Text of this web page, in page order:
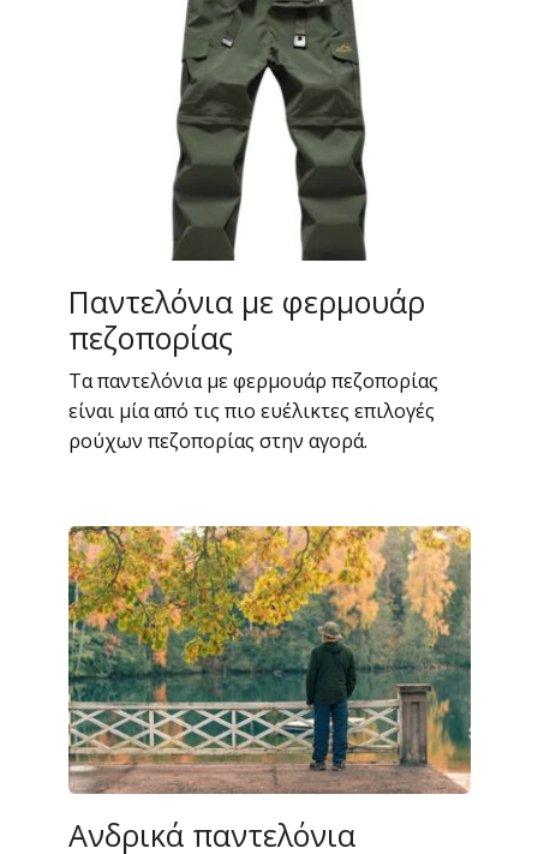
Παντελόνια με φερμουάρ
πεζοπορίας
Τα παντελόνια με φερμουάρ πεζοπορίας
είναι μία από τις πιο ευέλικτες επιλογές
ρούχων πεζοπορίας στην αγορά.
Ανδρικά παντελόνια